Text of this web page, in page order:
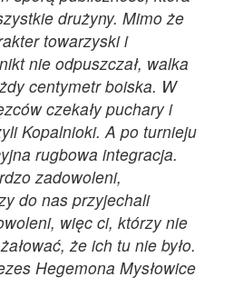
drużyny. Mimo że
towarzyski i
nie odpuszczał, walka
centymetr boiska. W
czekały puchary i
Kopalnioki. A po turnieju
rugbowa integracja.
zadowoleni,
do nas przyjechali
więc ci, którzy nie
że ich tu nie było.
Hegemona Mysłowice